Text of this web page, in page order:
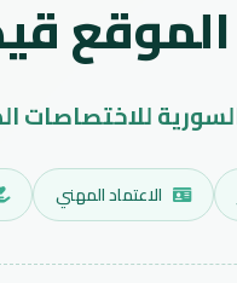
الموقع
للاختصاصات
الاعتماد المهني